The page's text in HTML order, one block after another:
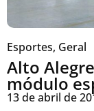
Esportes, Geral
Alto
módulo
13 de abril de